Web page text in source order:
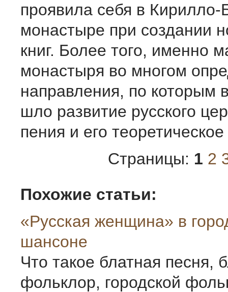
проявила себя в Кирилло-
монастыре при создании
книг. Более того, именно
монастыря во многом
направления, по которым
шло развитие русского
пения и его
Страницы: 1 2
Похожие статьи:
«Русская женщина» в
шансоне
Что такое блатная песня,
фольклор, городской